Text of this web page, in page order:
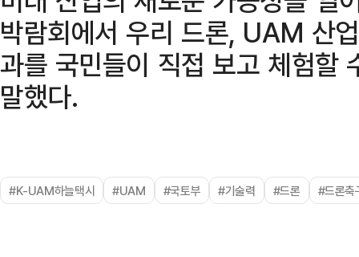
박람회에서 우리 드론, UAM 산
과를 국민들이 직접 보고 체험할
말했다.
#K-UAM하늘택시 #UAM #국토부 #기술력 #드론 #드론축